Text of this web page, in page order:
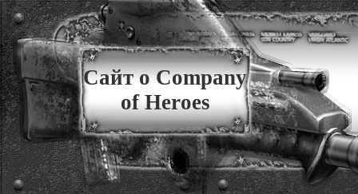
Сайт о Company
of Heroes